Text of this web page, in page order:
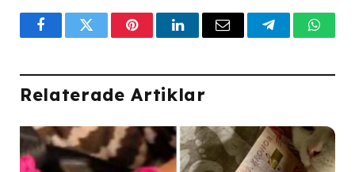
FacebookTwitterPinterestLinkedInEmail Telegram
Relaterade Artiklar